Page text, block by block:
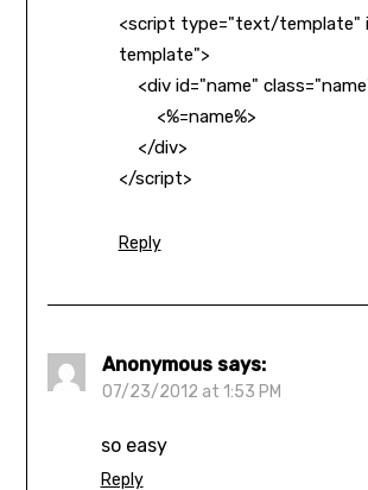
<script type="text/template"
template">
<div id="name" class=
<%=name%>
</div>
</script>
Reply
Anonymous says:
07/23/2012 at 1:53 PM
so easy
Reply